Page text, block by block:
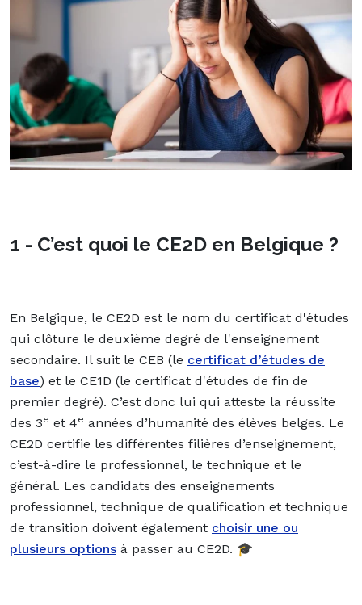
1 - C’est quoi le CE2D en Belgique ?
En Belgique, le CE2D est le nom du certificat d'études
qui clôture le deuxième degré de l'enseignement
secondaire. Il suit le CEB (le certificat d’études de
base) et le CE1D (le certificat d'études de fin de
premier degré). C’est donc lui qui atteste la réussite
des 3e et 4e années d’humanité des élèves belges. Le
CE2D certifie les différentes filières d’enseignement,
c’est-à-dire le professionnel, le technique et le
général. Les candidats des enseignements
professionnel, technique de qualification et technique
de transition doivent également choisir une ou
plusieurs options à passer au CE2D. 🎓